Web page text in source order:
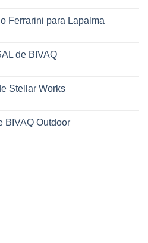
Ferrarini para Lapalma
de BIVAQ
Stellar Works
BIVAQ Outdoor